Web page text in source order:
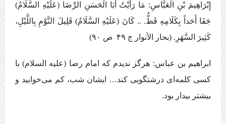
إِبْرَاهِيمَ بْنِ الْعَبَّاسِ: مَا رَأَيْتُ أَبَا الْحَسَنِ الرِّضَا (عَلَيْهِ السَّلَامُ)
جَفَا أَحَداً بِكَلَامِهِ قَطُّ. .. كَانَ (عَلَيْهِ السَّلَامُ) قَلِيلَ‏ النَّوْمِ‏ بِاللَّيْلِ‏،
كَثِيرَ السَّهَرِ. (بحار الأنوار ج ‏۴۹ ص ۹۰)
ابراهیم بن عباس: هرگز نديدم كه امام رضا (عليه السلام) با
كسی كلمه‌‏ای درشتگويی كند… ايشان شب، كم می‏‌خوابيد و
بيشتر بيدار بود.